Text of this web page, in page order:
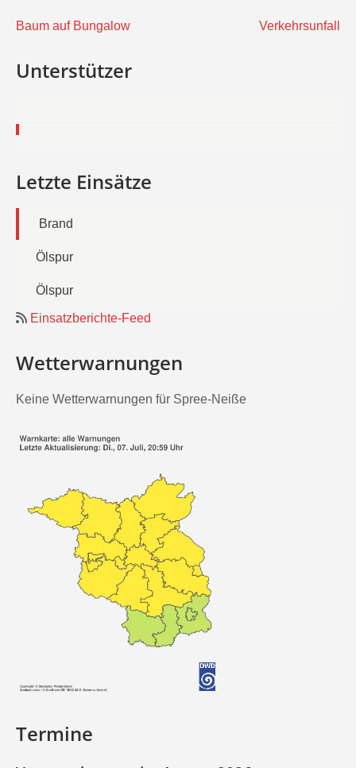
Beitragsnavigation
Baum auf Bungalow Verkehrsunfall
Unterstützer
Letzte Einsätze
Brand
Ölspur
Ölspur
Einsatzberichte-Feed
Wetterwarnungen
Keine Wetterwarnungen für Spree-Neiße
Termine